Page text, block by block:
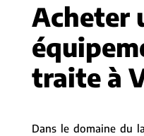
Acheter
traite à
Dans le domaine du